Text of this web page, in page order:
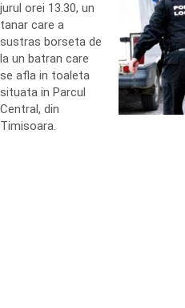
jurul orei 13.30, un
tanar care a
sustras borseta de
la un batran care
se afla in toaleta
situata in Parcul
Central, din
Timisoara.